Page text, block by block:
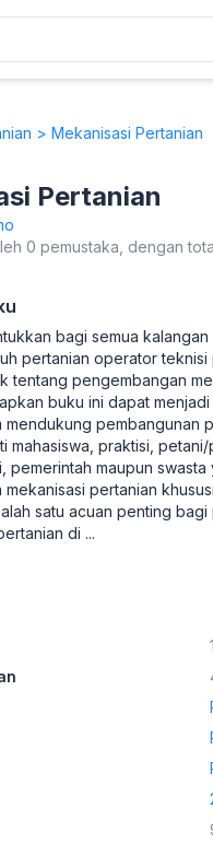
> Mekanisasi Pertanian
Pertanian
0 pemustaka, dengan
bagi semua
pertanian operator
tentang pengembangan
buku ini dapat
mendukung pembangunan
mahasiswa, praktisi,
pemerintah maupun
pertanian
satu acuan penting
di ...